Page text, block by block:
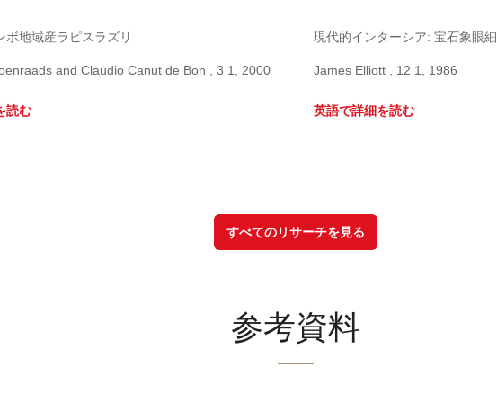
ボ地域産ラピスラズリ
and Claudio Canut de Bon , 3 1, 2000
読む
現代的インターシア: 宝石象眼
James Elliott , 12 1, 1986
英語で詳細を読む
すべてのリサーチを見る
参考資料